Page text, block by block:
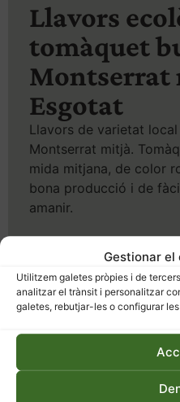
Gestionar el
Utilitzem galetes pròpies i de
analitzar el trànsit i personalitzar
galetes, rebutjar-les o configurar
Llavors
tomàquet
Montserrat
Esgotat
Llavors de varietat
Montserrat mitjà.
mida mitjana, de color
bona producció i de
amanir.
3,30€
Esgotat
varietats